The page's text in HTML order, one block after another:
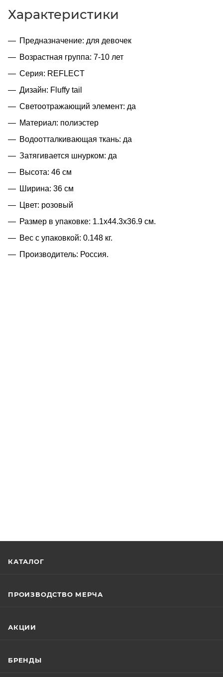
Характеристики
Предназначение: для девочек
Возрастная группа: 7-10 лет
Серия: REFLECT
Дизайн: Fluffy tail
Cветоотражающий элемент: да
Материал: полиэстер
Водоотталкивающая ткань: да
Затягивается шнурком: да
Высота: 46 см
Ширина: 36 см
Цвет: розовый
Размер в упаковке: 1.1x44.3x36.9 см.
Вес с упаковкой: 0.148 кг.
Производитель: Россия.
КАТАЛОГ
ПРОИЗВОДСТВО МЕРЧА
АКЦИИ
БРЕНДЫ